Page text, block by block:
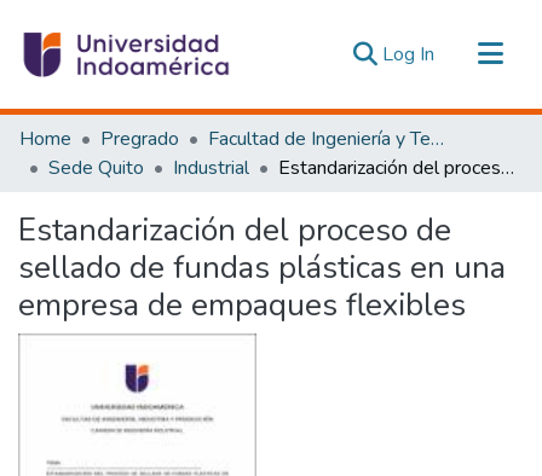
Log In (current)
Communities & Collections
All of DSpace
Estadísticas Externas
Home Pregrado
Facultad de Ingeniería y Tecnologías de la Información y la Comunicación
Sede Quito
Industrial Estandarización del proceso de sellado de fundas plásticas en una empresa de empaques flexibles
Estandarización del proceso de
sellado de fundas plásticas en una
empresa de empaques flexibles